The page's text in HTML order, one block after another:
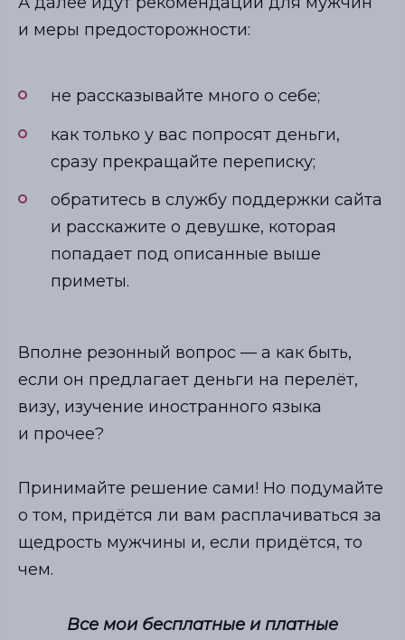
и меры предосторожности:
не рассказывайте много о себе;
как только у вас попросят деньги,
сразу прекращайте переписку;
обратитесь в службу поддержки сайта
и расскажите о девушке, которая
попадает под описанные выше
приметы.
Вполне резонный вопрос — а как быть,
если он предлагает деньги на перелёт,
визу, изучение иностранного языка
и прочее?
Принимайте решение сами! Но подумайте
о том, придётся ли вам расплачиваться за
щедрость мужчины и, если придётся, то
чем.
Все мои бесплатные и платные